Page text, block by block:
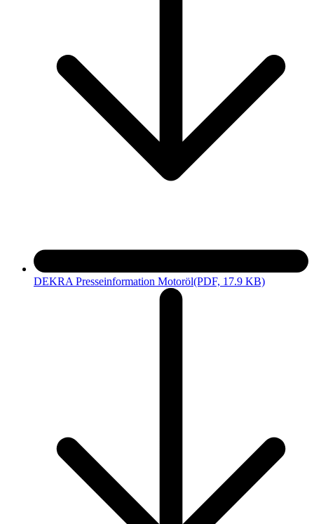
DEKRA Presseinformation Motoröl(PDF, 17.9 KB)